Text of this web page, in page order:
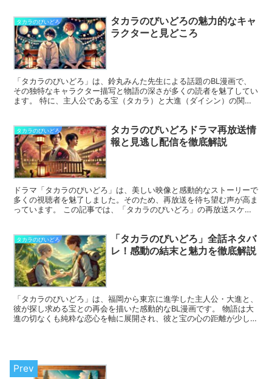
タカラのびいどろ
タカラのびいどろの魅力的なキャ
ラクターと見どころ
「タカラのびいどろ」は、鈴丸みんた先生による話題のBL漫画で、
その独特なキャラクター描写と物語の深さが多くの読者を魅了してい
ます。 特に、主人公である宝（タカラ）と大進（ダイシン）の関係
タカラのびいどろ
タカラのびいどろドラマ再放送情
報と見逃し配信を徹底解説
ドラマ「タカラのびいどろ」は、美しい映像と感動的なストーリーで
多くの視聴者を魅了しました。そのため、再放送を待ち望む声が高ま
っています。 この記事では、「タカラのびいどろ」の再放送スケジ
タカラのびいどろ
「タカラのびいどろ」全話ネタバ
レ！感動の結末と魅力を徹底解説
「タカラのびいどろ」は、福岡から東京に進学した主人公・大進と、
彼が探し求める宝との再会を描いた感動的なBL漫画です。 物語は大
進の切なくも純粋な恋心を軸に展開され、彼と宝の心の距離が少しず